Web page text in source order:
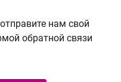
нам свой
обратной связи